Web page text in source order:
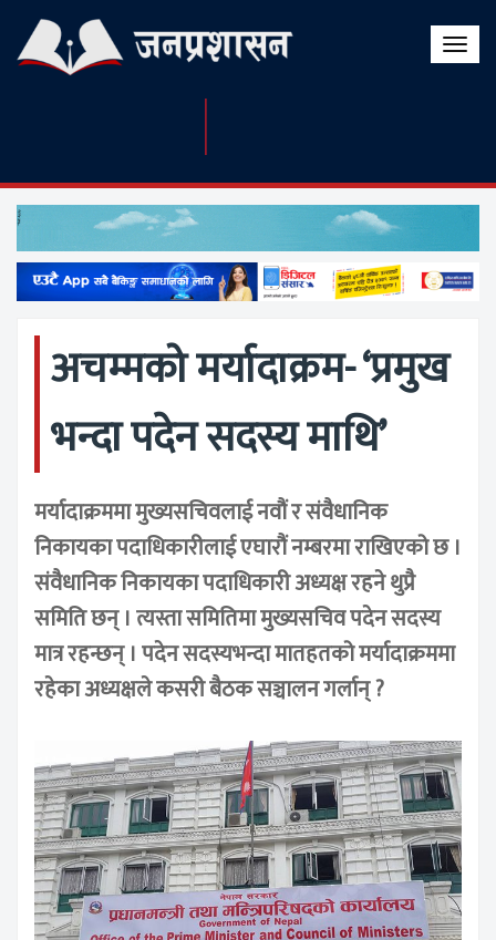
Toggle
अचम्मको मर्यादाक्रम- ‘प्रमुख
भन्दा पदेन सदस्य माथि’
मर्यादाक्रममा मुख्यसचिवलाई नवौं र संवैधानिक
निकायका पदाधिकारीलाई एघारौं नम्बरमा राखिएको छ ।
संवैधानिक निकायका पदाधिकारी अध्यक्ष रहने थुप्रै
समिति छन् । त्यस्ता समितिमा मुख्यसचिव पदेन सदस्य
मात्र रहन्छन् । पदेन सदस्यभन्दा मातहतको मर्यादाक्रममा
रहेका अध्यक्षले कसरी बैठक सञ्चालन गर्लान् ?